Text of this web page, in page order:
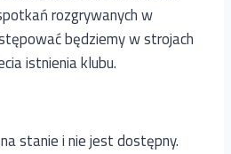
rozgrywanych w
będziemy w strojach
istnienia klubu.
stanie i nie jest dostępny.